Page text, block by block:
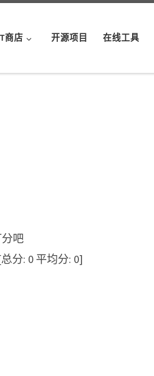
商店 开源项目 在线工具
吧
分: 0 平均分: 0]